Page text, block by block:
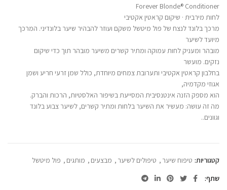
Forever Blonde® Conditioner
לחות מירבית · שיקום קראטין אקטיבי
מרכך בלונד לנצח של פול מיטשל משקם ועוזר להבהיר שיער בלונדיני. המרכך
מיועד לשיער
מובהר ומעניק לחות עמוקה ומתיר קשרים משיער מובהר תוך כדי שיקום
נזקים. מועשר
בחלבון קראטין אקטיבי ותערובת צמחים מיוחדת, כולל שמן זרעי חריע ושמן
אגוזי מקדמיה,
הוא מספק הזנה אינטנסיבית המסייעת בשיפור האלסטיות, הרכות והברק.
מה זה עושה: מעשיר את השיער בלחות ומתיר קשרים, לשיער צבוע בלונד
וגוונים..
קטגוריות: טיפוח שיער , טיפולים לשיער , מבצעים , מותגים , פול מיטשל
שתף